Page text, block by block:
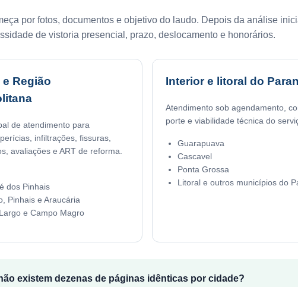
por fotos, documentos e objetivo do laudo. Depois da análise
de vistoria presencial, prazo, deslocamento e honorários.
Região
de atendimento para
infiltrações, fissuras,
avaliações e ART de reforma.
dos Pinhais
Pinhais e Araucária
e Campo Magro
Interior e litoral do
Atendimento sob agendamento,
porte e viabilidade técnica do
Guarapuava
Cascavel
Ponta Grossa
Litoral e outros municípios do
existem dezenas de páginas idênticas por cidade?